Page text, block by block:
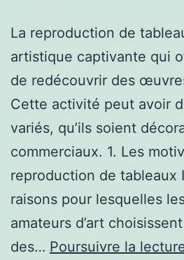
La reproduction de
artistique captivante qui
de redécouvrir des
Cette activité peut avoir
variés, qu’ils soient
commerciaux. 1. Les
reproduction de tableaux
raisons pour lesquelles
amateurs d’art
des… Poursuivre la